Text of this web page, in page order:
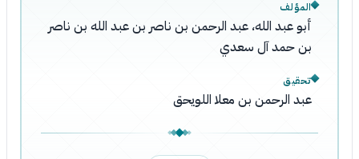
المؤلف
أبو عبد الله، عبد الرحمن بن ناصر بن عبد الله بن ناصر
بن حمد آل سعدي
تحقيق
عبد الرحمن بن معلا اللويحق